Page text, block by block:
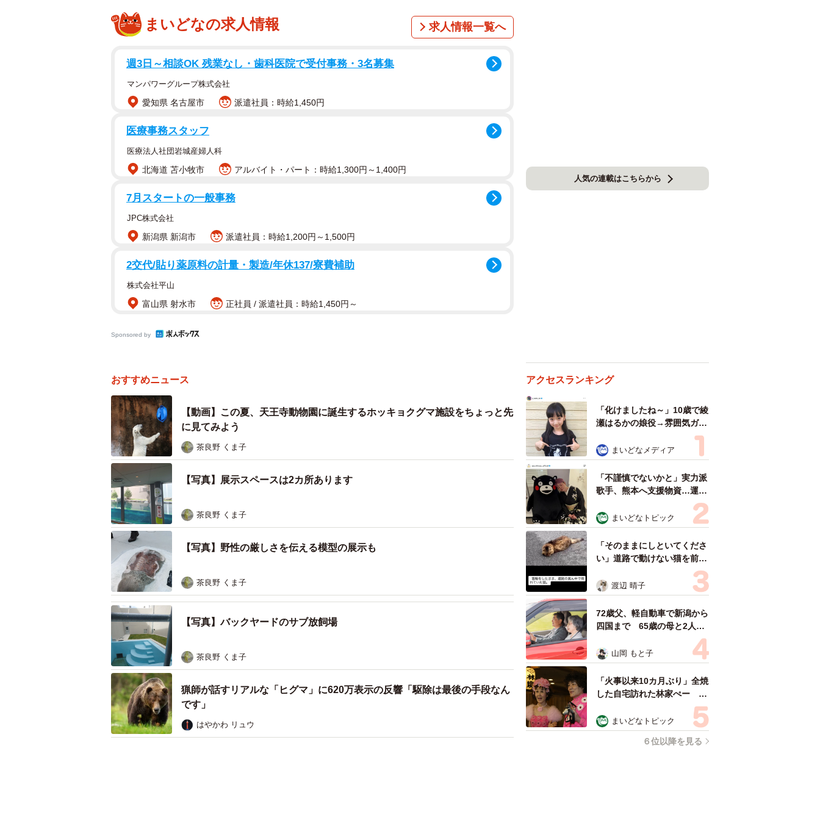
まいどなの求人情報 求人情報一覧へ
週3日～相談OK 残業なし・歯科医院で受付事務・3名募集
マンパワーグループ株式会社
愛知県 名古屋市 派遣社員：時給1,450円
医療事務スタッフ
医療法人社団岩城産婦人科
北海道 苫小牧市 アルバイト・パート：時給1,300円～1,400円
7月スタートの一般事務
JPC株式会社
新潟県 新潟市 派遣社員：時給1,200円～1,500円
2交代/貼り薬原料の計量・製造/年休137/寮費補助
株式会社平山
富山県 射水市 正社員 / 派遣社員：時給1,450円～
Sponsored by
おすすめニュース
【動画】この夏、天王寺動物園に誕生するホッキョクグマ施設をちょっと先
に見てみよう
茶良野 くま子
【写真】展示スペースは2カ所あります
茶良野 くま子
【写真】野性の厳しさを伝える模型の展示も
茶良野 くま子
【写真】バックヤードのサブ放飼場
茶良野 くま子
猟師が話すリアルな「ヒグマ」に620万表示の反響「駆除は最後の手段なん
です」
はやかわ リュウ
人気の連載はこちらから
アクセスランキング
「化けましたね～」10歳で綾
瀬はるかの娘役→雰囲気ガラ
リの18歳に成長 「メイクで
雰囲気が」「宝塚に入れそ
う」
まいどなメディア
「不謹慎でないかと」実力派
歌手、熊本へ支援物資…運搬
トラックの車体デザインにた
めらい 「痛いほど伝わる」
「行動され立派」
まいどなトピック
「そのままにしといてくださ
い」道路で動けない猫を前に
返された一言… 懸命に生き
ようとした4日間 「命の重
さはみんな同じ」保護団体代
表の訴え
渡辺 晴子
72歳父、軽自動車で新潟から
四国まで 65歳の母と2人で
3泊4日の旅 パーキングの休
憩まで分刻み… 「大学生で
も組まねえよ！」
山岡 もと子
「火事以来10カ月ぶり」全焼
した自宅訪れた林家ぺー 内
装も壁も取り払われスケルト
ン状態の部屋に呆然
まいどなトピック
６位以降を見る